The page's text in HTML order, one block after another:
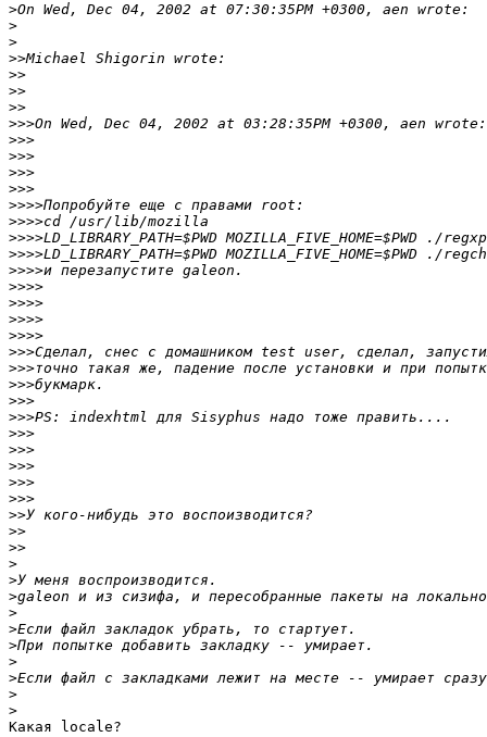
>
>
>
>>
>>
>>
>>
>>>
>>>
>>>
>>>
>>>
>>>>
>>>>
>>>>
>>>>
>>>>
>>>>
>>>>
>>>>
>>>>
>>>
>>>
>>>
>>>
>>>
>>>
>>>
>>>
>>>
>>>
>>
>>
>>
>
>
>
>
>
>
>
>
>
>
Какая locale?